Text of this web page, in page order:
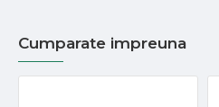
Cumparate impreuna